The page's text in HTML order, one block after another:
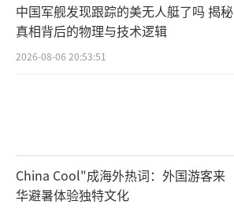
中国军舰发现跟踪的美无人艇了吗 揭秘
真相背后的物理与技术逻辑
2026-08-06 20:53:51
China Cool"成海外热词：外国游客来
华避暑体验独特文化